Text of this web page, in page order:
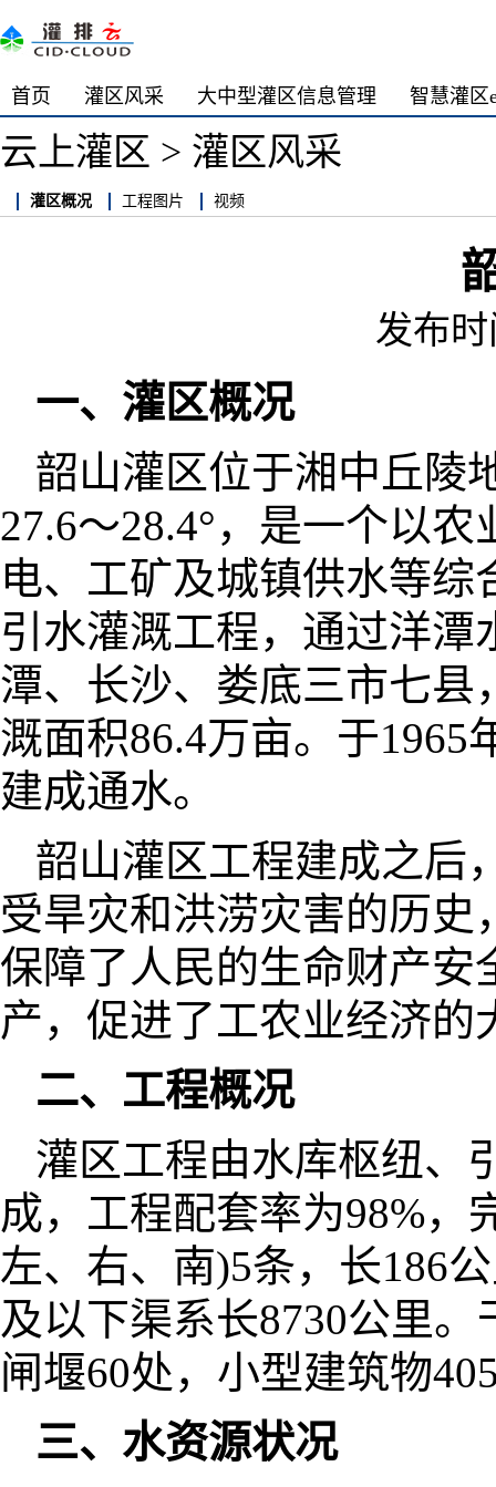
首页 灌区风采 大中型灌区信息管理 智慧灌区
云上灌区 > 灌区风采
灌区概况 工程图片 视频
发布
一、灌区概况
韶山灌区位于湘中丘陵
27.6～28.4°，是一个以
电、工矿及城镇供水等
引水灌溉工程，通过洋
潭、长沙、娄底三市七县
溉面积86.4万亩。于1965
建成通水。
韶山灌区工程建成之后
受旱灾和洪涝灾害的历
保障了人民的生命财产安
产，促进了工农业经济的
二、工程概况
灌区工程由水库枢纽、
成，工程配套率为98%，
左、右、南)5条，长186
及以下渠系长8730公里
闸堰60处，小型建筑物
三、水资源状况